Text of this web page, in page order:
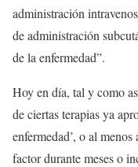
administración
de administración
de la enfermedad”.
Hoy en día, tal y como
de ciertas terapias ya
enfermedad’, o al
factor durante meses o